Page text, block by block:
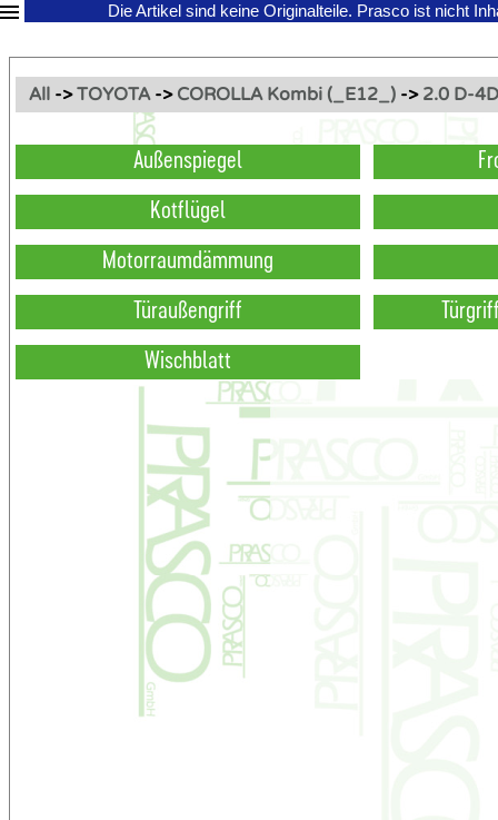
Die Artikel sind keine Originalteile. Prasco ist nicht
All ->TOYOTA -> COROLLA Kombi (_E12_) -> 2.0 D-
Außenspiegel
Kotflügel
Motorraumdämmung
Türaußengriff
Wischblatt